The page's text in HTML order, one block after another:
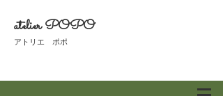
atelier POPO
​アトリエ ポポ